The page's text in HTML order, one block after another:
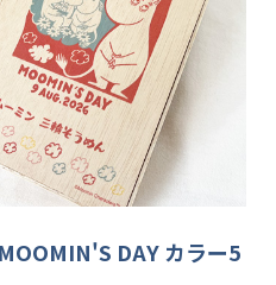
DAY カラー5